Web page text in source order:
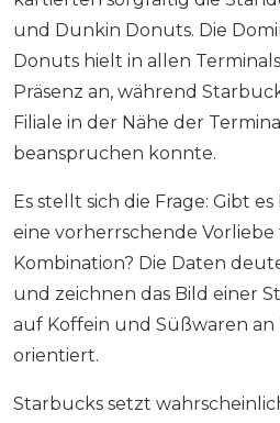
und Dunkin Donuts. Die
Donuts hielt in allen
Präsenz an, während
Filiale in der Nähe der
beanspruchen konnte.
Es stellt sich die Frage: Gibt
eine vorherrschende
Kombination? Die Daten
und zeichnen das Bild einer
auf Koffein und Süßwaren
orientiert.
Starbucks setzt